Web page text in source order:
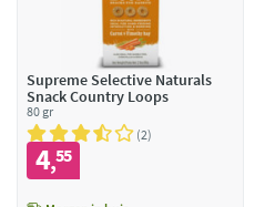
Supreme Selective Naturals
Snack Country Loops
80 gr
2
4,55